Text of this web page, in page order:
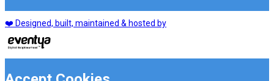
❤️ Designed, built, maintained & hosted by